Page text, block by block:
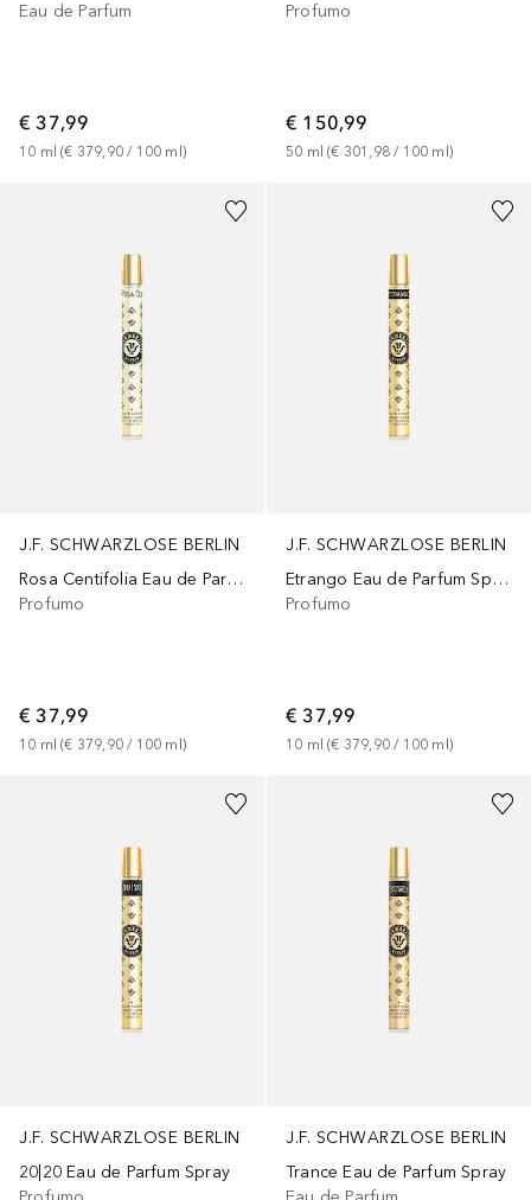
Eau de Parfum
€ 37,99
10 ml (€ 379,90 / 100 ml )
Profumo
€ 150,99
50 ml (€ 301,98 / 100 ml )
J.F. SCHWARZLOSE BERLIN
Rosa Centifolia Eau de Parfum Spray
Profumo
€ 37,99
10 ml (€ 379,90 / 100 ml )
J.F. SCHWARZLOSE BERLIN
Etrango Eau de Parfum Spray
Profumo
€ 37,99
10 ml (€ 379,90 / 100 ml )
J.F. SCHWARZLOSE BERLIN
20|20 Eau de Parfum Spray
J.F. SCHWARZLOSE BERLIN
Trance Eau de Parfum Spray